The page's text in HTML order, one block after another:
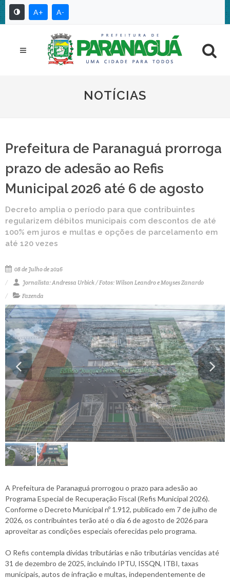
A+ A-
NOTÍCIAS
Prefeitura de Paranaguá prorroga
prazo de adesão ao Refis
Municipal 2026 até 6 de agosto
Decreto amplia o período para que contribuintes
regularizem débitos municipais com descontos de até
100% em juros e multas e opções de parcelamento em
até 120 vezes
08 de Julho de 2026
Jornalista: Andressa Urbick / Fotos: Wilson Leandro e Moyses Zanardo
Fazenda
A Prefeitura de Paranaguá prorrogou o prazo para adesão ao
Programa Especial de Recuperação Fiscal (Refis Municipal 2026).
Conforme o Decreto Municipal nº 1.912, publicado em 7 de julho de
2026, os contribuintes terão até o dia 6 de agosto de 2026 para
aproveitar as condições especiais oferecidas pelo programa.
O Refis contempla dívidas tributárias e não tributárias vencidas até
31 de dezembro de 2025, incluindo IPTU, ISSQN, ITBI, taxas
municipais, autos de infração e multas, independentemente de